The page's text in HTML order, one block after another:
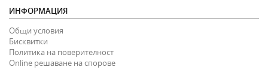
ИНФОРМАЦИЯ
Общи условия
Бисквитки
Политика на поверителност
Online решаване на спорове